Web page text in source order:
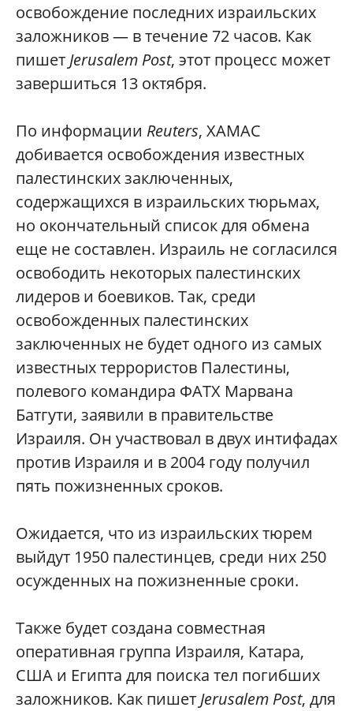
освобождение последних израильских
заложников — в течение 72 часов. Как
пишет Jerusalem Post, этот процесс может
завершиться 13 октября.
По информации Reuters, ХАМАС
добивается освобождения известных
палестинских заключенных,
содержащихся в израильских тюрьмах,
но окончательный список для обмена
еще не составлен. Израиль не согласился
освободить некоторых палестинских
лидеров и боевиков. Так, среди
освобожденных палестинских
заключенных не будет одного из самых
известных террористов Палестины,
полевого командира ФАТХ Марвана
Батгути, заявили в правительстве
Израиля. Он участвовал в двух интифадах
против Израиля и в 2004 году получил
пять пожизненных сроков.
Ожидается, что из израильских тюрем
выйдут 1950 палестинцев, среди них 250
осужденных на пожизненные сроки.
Также будет создана совместная
оперативная группа Израиля, Катара,
США и Египта для поиска тел погибших
заложников. Как пишет Jerusalem Post, для